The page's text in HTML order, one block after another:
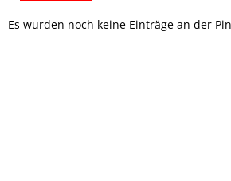
Es wurden noch keine Einträge an der